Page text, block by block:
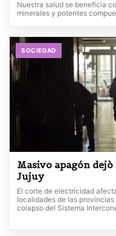
Nuestra salud se beneficia
minerales y potentes
SOCIEDAD
Masivo apagón
Jujuy
El corte de electricidad
localidades de las
colapso del Sistema